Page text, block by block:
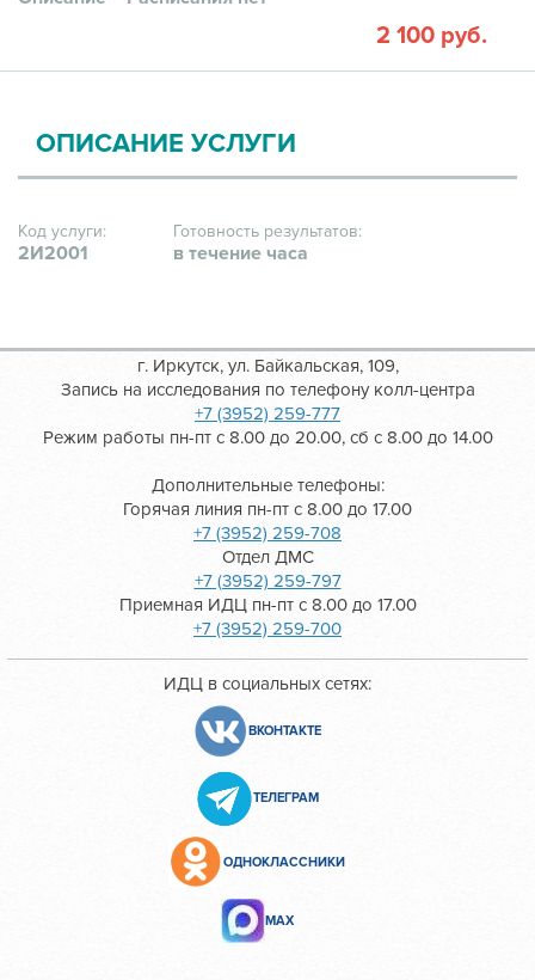
2 100 руб.
ОПИСАНИЕ УСЛУГИ
Код услуги:
2И2001
Готовность результатов:
в течение часа
г. Иркутск, ул. Байкальская, 109,
Запись на исследования по телефону колл-центра
+7 (3952) 259-777
Режим работы пн-пт с 8.00 до 20.00, сб с 8.00 до 14.00
Дополнительные телефоны:
Горячая линия пн-пт с 8.00 до 17.00
+7 (3952) 259-708
Отдел ДМС
+7 (3952) 259-797
Приемная ИДЦ пн-пт с 8.00 до 17.00
+7 (3952) 259-700
ИДЦ в социальных сетях:
ВКОНТАКТЕ
ТЕЛЕГРАМ
ОДНОКЛАССНИКИ
МАХ